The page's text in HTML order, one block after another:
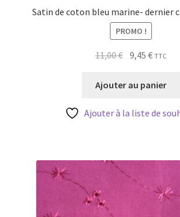
Satin de coton bleu marine- dernier
PROMO !
11,00€ Le
initial
11,00 €.
9,45€Le
actuel
9,45 €.
TTC
Ajouter au panier
Ajouter à la liste de